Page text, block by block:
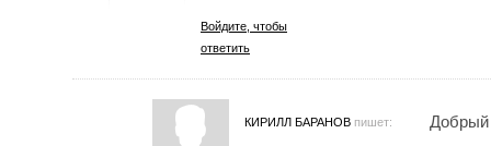
Войдите, чтобы
ответить
КИРИЛЛ БАРАНОВ пишет:
Добрый